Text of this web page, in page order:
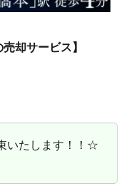
却サービス】
いたします！！☆